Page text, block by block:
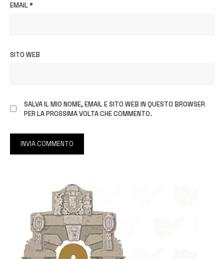
EMAIL*
SITO WEB
SALVA IL MIO NOME, EMAIL E SITO WEB IN QUESTO BROWSER
PER LA PROSSIMA VOLTA CHE COMMENTO.